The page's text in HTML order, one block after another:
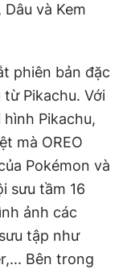
cáo
404
và Kem
phiên bản đặc
Pikachu. Với
Pikachu,
mà OREO
Pokémon và
sưu tầm 16
ảnh các
tập như
Bên trong